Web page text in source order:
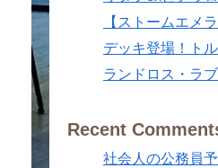
【ストームエメ
デッキ登場！ト
ランドロス・ラブ
Recent
社会人の公務員